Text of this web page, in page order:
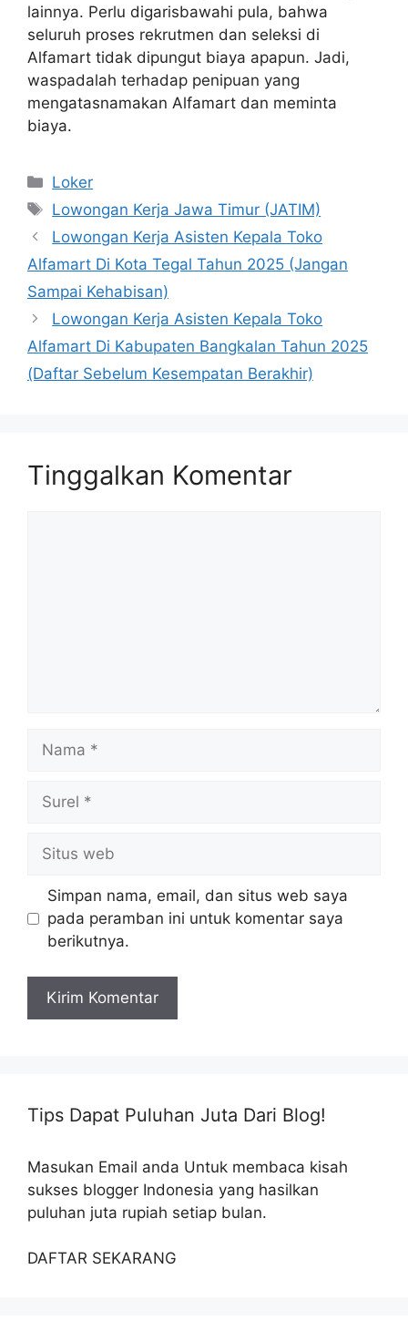
lainnya. Perlu digarisbawahi pula, bahwa
seluruh proses rekrutmen dan seleksi di
Alfamart tidak dipungut biaya apapun. Jadi,
waspadalah terhadap penipuan yang
mengatasnamakan Alfamart dan meminta
biaya.
Kategori
Loker
Tag
Lowongan Kerja Jawa Timur (JATIM)
Lowongan Kerja Asisten Kepala Toko
Alfamart Di Kota Tegal Tahun 2025 (Jangan
Sampai Kehabisan)
Lowongan Kerja Asisten Kepala Toko
Alfamart Di Kabupaten Bangkalan Tahun 2025
(Daftar Sebelum Kesempatan Berakhir)
Tinggalkan Komentar
Nama
Surel
Situs
web
Simpan nama, email, dan situs web saya
pada peramban ini untuk komentar saya
berikutnya.
Tips Dapat Puluhan Juta Dari Blog!
Masukan Email anda Untuk membaca kisah
sukses blogger Indonesia yang hasilkan
puluhan juta rupiah setiap bulan.
DAFTAR SEKARANG